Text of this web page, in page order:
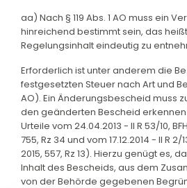
aa) Nach § 119 Abs. 1 AO muss ein
hinreichend bestimmt sein, das
Regelungsinhalt eindeutig zu
Erforderlich ist unter anderem die
festgesetzten Steuer nach Art und
AO). Ein Änderungsbescheid muss
den geänderten Bescheid erkennen
Urteile vom 24.04.2013 - II R 53/10,
755, Rz 34 und vom 17.12.2014 - II R 2/
2015, 557, Rz 13). Hierzu genügt es,
Inhalt des Bescheids, aus dem
von der Behörde gegebenen